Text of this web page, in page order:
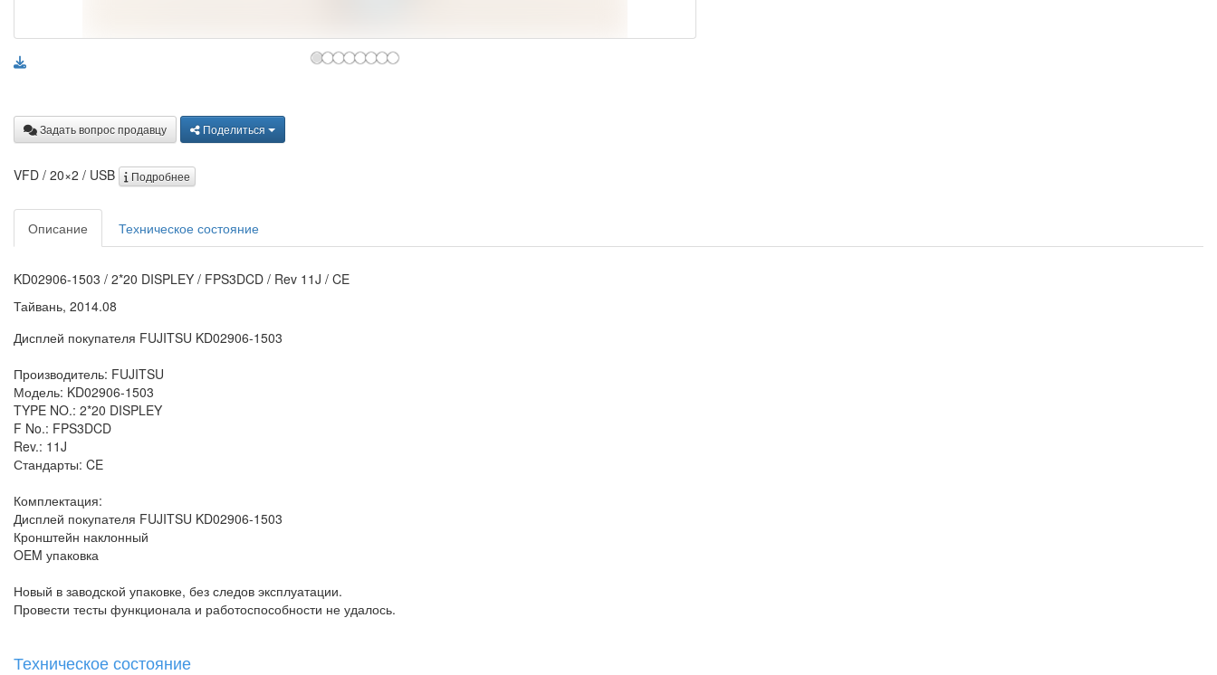
Задать вопрос продавцу Поделиться
VFD / 20×2 / USB Подробнее
Описание Техническое состояние
KD02906-1503 / 2*20 DISPLEY / FPS3DCD / Rev 11J / CE
Тайвань, 2014.08
Дисплей покупателя FUJITSU KD02906-1503
Производитель: FUJITSU
Модель: KD02906-1503
TYPE NO.: 2*20 DISPLEY
F No.: FPS3DCD
Rev.: 11J
Стандарты: CE
Комплектация:
Дисплей покупателя FUJITSU KD02906-1503
Кронштейн наклонный
OEM упаковка
Новый в заводской упаковке, без следов эксплуатации.
Провести тесты функционала и работоспособности не удалось.
Техническое состояние